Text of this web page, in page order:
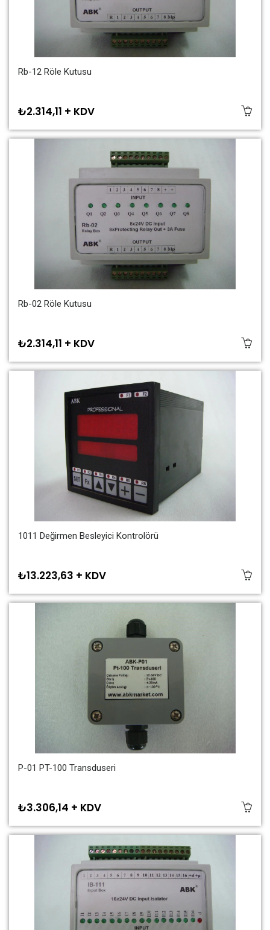
Rb-12 Röle Kutusu
₺2.314,11 + KDV
Rb-02 Röle Kutusu
₺2.314,11 + KDV
1011 Değirmen Besleyici Kontrolörü
₺13.223,63 + KDV
P-01 PT-100 Transduseri
₺3.306,14 + KDV